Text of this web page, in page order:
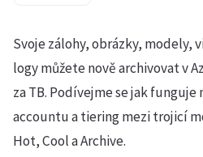
Svoje zálohy, obrázky, modely,
logy můžete nově archivovat v
za TB. Podívejme se jak
accountu a tiering mezi trojicí
Hot, Cool a Archive.